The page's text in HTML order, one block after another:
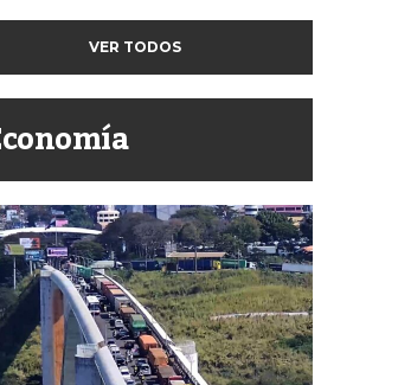
VER TODOS